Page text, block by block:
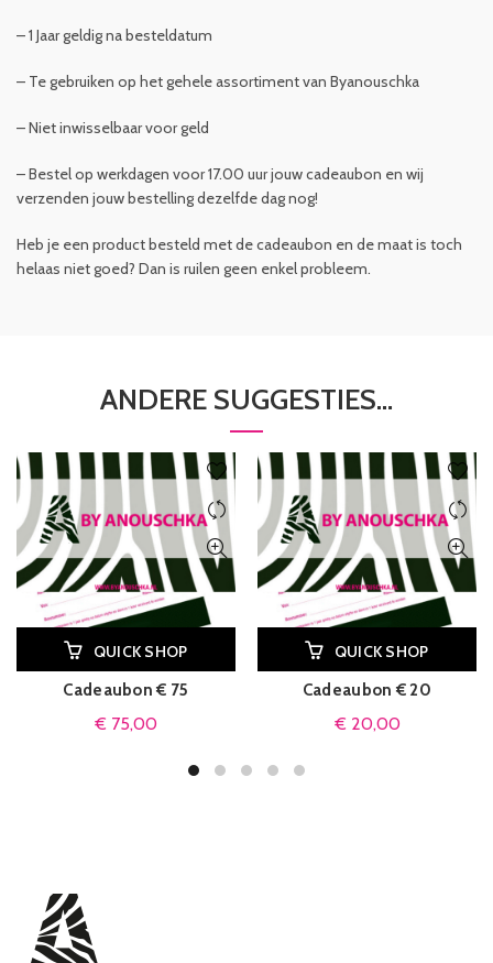
– 1 Jaar geldig na besteldatum
– Te gebruiken op het gehele assortiment van Byanouschka
– Niet inwisselbaar voor geld
– Bestel op werkdagen voor 17.00 uur jouw cadeaubon en wij
verzenden jouw bestelling dezelfde dag nog!
Heb je een product besteld met de cadeaubon en de maat is toch
helaas niet goed? Dan is ruilen geen enkel probleem.
ANDERE SUGGESTIES…
QUICK SHOP
Cadeaubon € 75
€ 75,00
QUICK SHOP
Cadeaubon € 20
€ 20,00